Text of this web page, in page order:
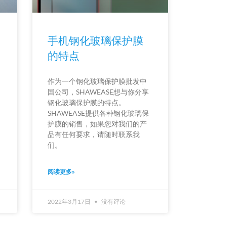
手机钢化玻璃保护膜
的特点
作为一个钢化玻璃保护膜批发中
国公司，SHAWEASE想与你分享
钢化玻璃保护膜的特点。
SHAWEASE提供各种钢化玻璃保
护膜的销售，如果您对我们的产
品有任何要求，请随时联系我
们。
阅读更多»
2022年3月17日 没有评论